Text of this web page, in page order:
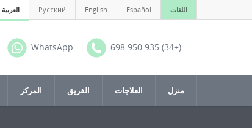
اللغات Español
English
Русский العربية
(+34) 935 950 698
WhatsApp
منزل العلاجات الفريق المركز